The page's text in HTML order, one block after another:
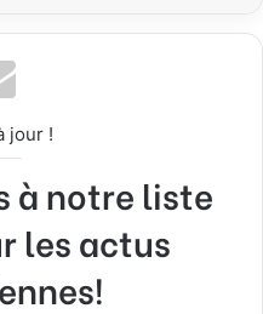
jour !
à notre liste
les actus